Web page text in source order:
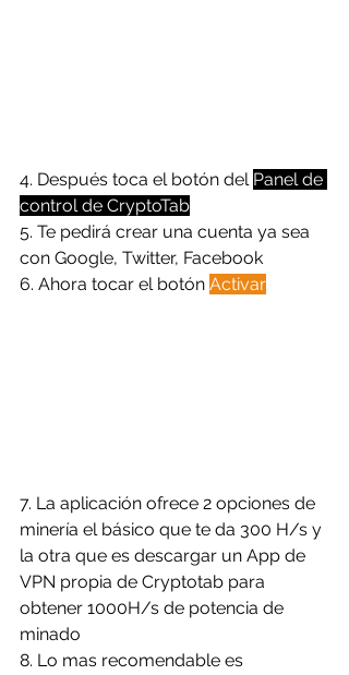
4. Después toca el botón del Panel de
control de CryptoTab
5. Te pedirá crear una cuenta ya sea
con Google, Twitter, Facebook
6. Ahora tocar el botón Activar
7. La aplicación ofrece 2 opciones de
minería el básico que te da 300 H/s y
la otra que es descargar un App de
VPN propia de Cryptotab para
obtener 1000H/s de potencia de
minado
8. Lo mas recomendable es